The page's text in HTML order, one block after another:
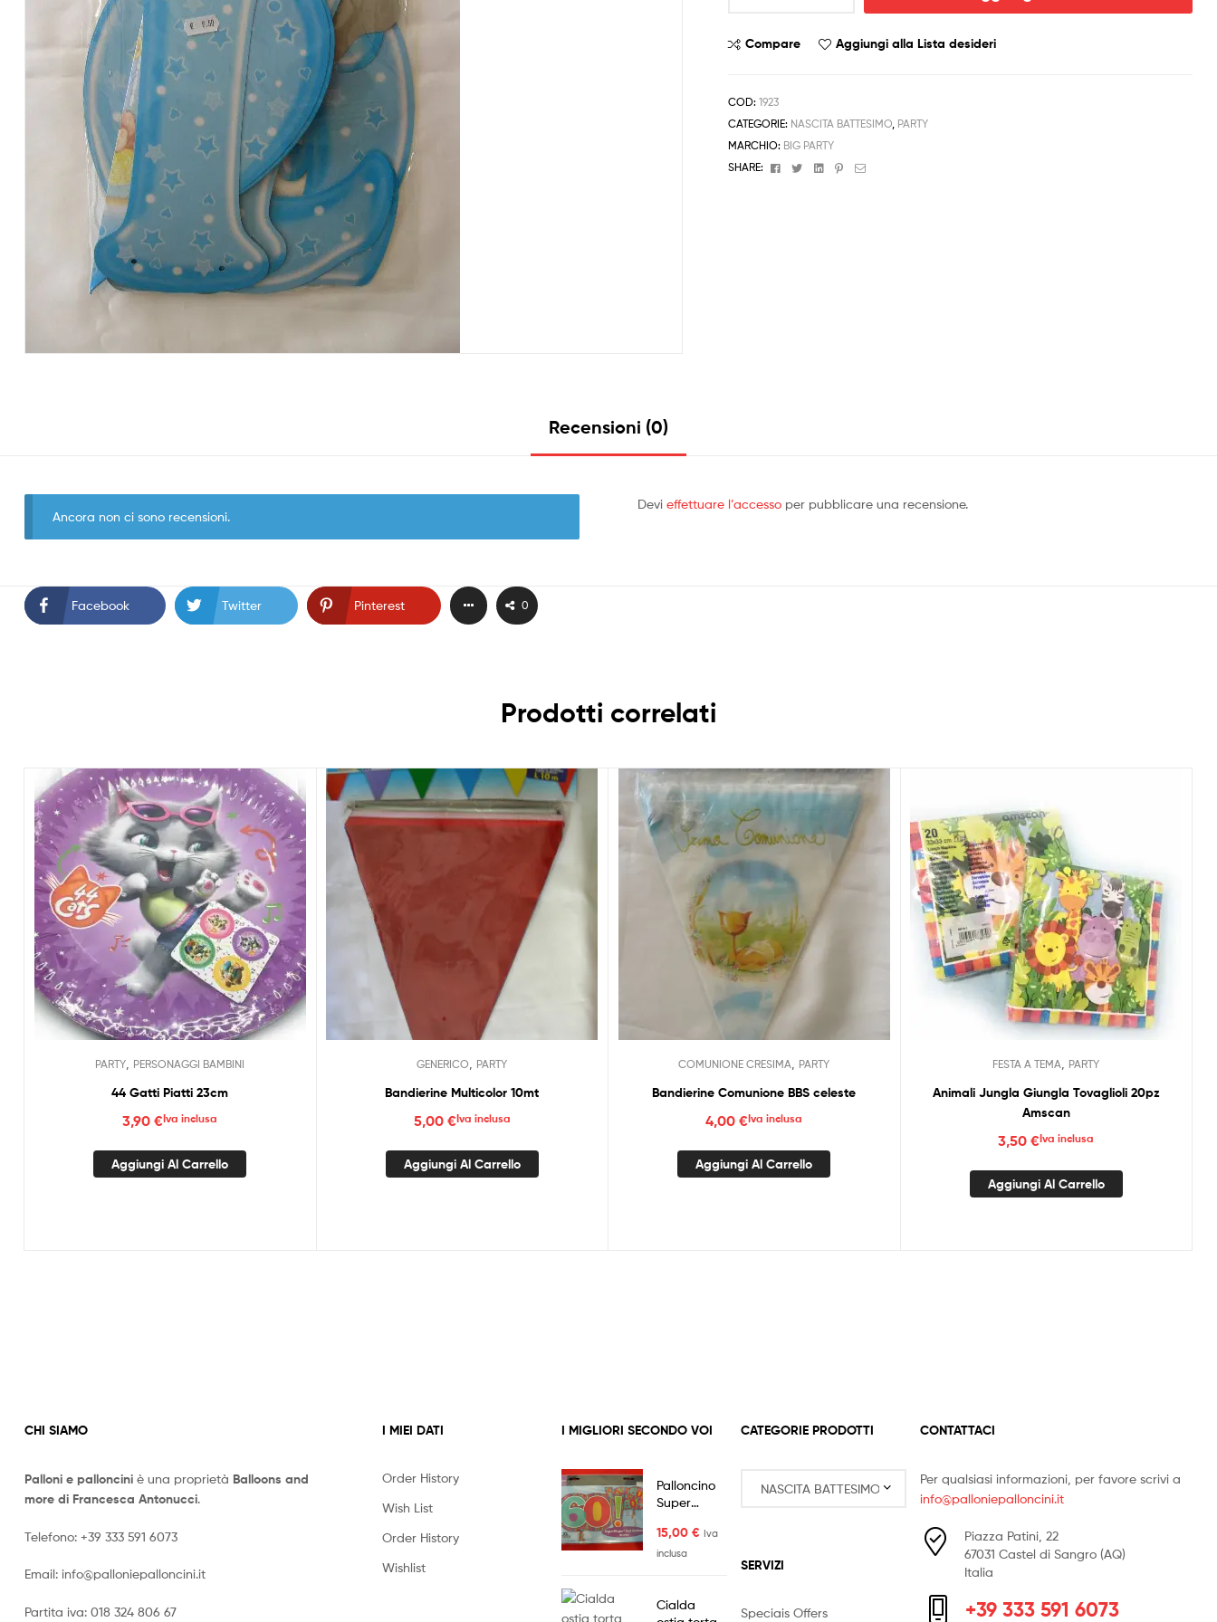
celeste
Compare Aggiungi alla Lista desideri
COD:1923
CATEGORIE: NASCITA BATTESIMO PARTY
MARCHIO: BIG PARTY
SHARE:
FacebookTwitterLinkedinPinterest
Email
Recensioni (0)
Ancora non ci sono recensioni.
Devi effettuare l’accessoper pubblicare una recensione.
Facebook Twitter Pinterest 0
Prodotti correlati
PARTY PERSONAGGI BAMBINI
44 Gatti Piatti 23cm
3,90€Iva inclusa
Aggiungi Al Carrello
GENERICO PARTY
Bandierine Multicolor 10mt
5,00 €Iva inclusa
Aggiungi Al Carrello
COMUNIONE CRESIMA PARTY
Bandierine Comunione BBS celeste
4,00€Iva inclusa
Aggiungi Al Carrello
FESTA A TEMA PARTY
Animali Jungla Giungla Tovaglioli 20pz
Amscan
3,50€Iva inclusa
Aggiungi Al Carrello
CHI SIAMO
Palloni e palloncini è una proprietà Balloons and
more di Francesca Antonucci.
Telefono: +39 333 591 6073
Email: info@palloniepalloncini.it
Partita iva: 018 324 806 67
I MIEI DATI
Order History
Wish List
Order History
Wishlist
I MIGLIORI SECONDO VOI
Palloncino
Super
Anni
15,00€ Iva
inclusa
Cialda
CATEGORIE PRODOTTI
SERVIZI
Speciais Offers
CONTATTACI
Per qualsiasi informazioni, per favore scrivi a
info@palloniepalloncini.it
Piazza Patini, 22
67031 Castel di Sangro (AQ)
Italia
+39 333 591 6073